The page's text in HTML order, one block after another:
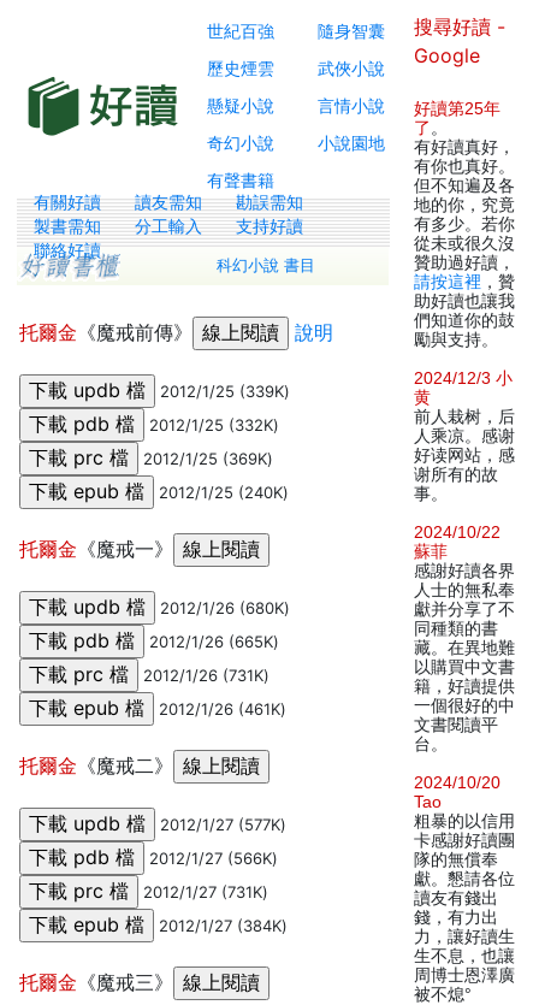
世紀百強
隨身智囊
歷史煙雲
武俠小說
懸疑小說
言情小說
奇幻小說
小說園地
有聲書籍
有關好讀 讀友需知
勘誤需知
製書需知
分工輸入
支持好讀
聯絡好讀
科幻小說 書目
托爾金 《魔戒前傳》 說明
2012/1/25 (339K)
2012/1/25 (332K)
2012/1/25 (369K)
2012/1/25 (240K)
托爾金 《魔戒一》
2012/1/26 (680K)
2012/1/26 (665K)
2012/1/26 (731K)
2012/1/26 (461K)
托爾金 《魔戒二》
2012/1/27 (577K)
2012/1/27 (566K)
2012/1/27 (731K)
2012/1/27 (384K)
托爾金 《魔戒三》
搜尋好讀 -
Google
好讀第25年
了 。
有好讀真好，
有你也真好。
但不知遍及各
地的你，究竟
有多少。若你
從未或很久沒
贊助過好讀，
請按這裡 ，贊
助好讀也讓我
們知道你的鼓
勵與支持。
2024/12/3 小
黄
前人栽树，后
人乘凉。感谢
好读网站，感
谢所有的故
事。
2024/10/22
蘇菲
感謝好讀各界
人士的無私奉
獻并分享了不
同種類的書
藏。在異地難
以購買中文書
籍，好讀提供
一個很好的中
文書閱讀平
台。
2024/10/20
Tao
粗暴的以信用
卡感謝好讀團
隊的無償奉
獻。懇請各位
讀友有錢出
錢，有力出
力，讓好讀生
生不息，也讓
周博士恩澤廣
被不熄°